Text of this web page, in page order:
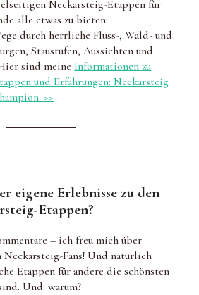
Neckarsteig-Etappen für
alle etwas zu bieten:
durch herrliche Fluss-, Wald- und
Staustufen, Aussichten und
sind meine Informationen zu
und Erfahrungen: Neckarsteig
>>
eigene Erlebnisse zu den
Etappen?
– ich freu mich über
Neckarsteig-Fans! Und natürlich
Etappen für andere die schönsten
Und: warum?